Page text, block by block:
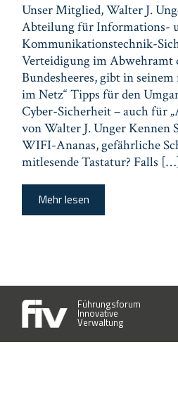
Unser Mitglied, Walter J.
Abteilung für Informations-
Kommunikationstechnik-
Verteidigung im Abwehramt
Bundesheeres, gibt in
im Netz“ Tipps für den
Cyber-Sicherheit – auch für
von Walter J. Unger
WIFI-Ananas, gefährliche
mitlesende Tastatur? Falls
Mehr lesen
Führungsforum
Innovative
Verwaltung